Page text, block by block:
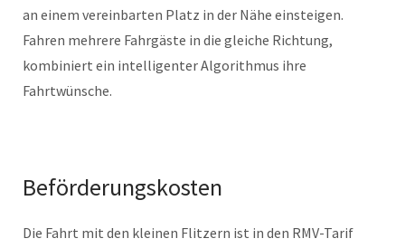
an einem vereinbarten Platz in der Nähe einsteigen.
Fahren mehrere Fahrgäste in die gleiche Richtung,
kombiniert ein intelligenter Algorithmus ihre
Fahrtwünsche.
Beförderungskosten
Die Fahrt mit den kleinen Flitzern ist in den RMV-Tarif